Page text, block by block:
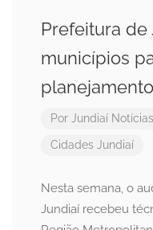
Prefeitura
municípios
Por Jundiaí Notícias
Cidades Jundiaí
Nesta semana, o
Jundiaí recebeu